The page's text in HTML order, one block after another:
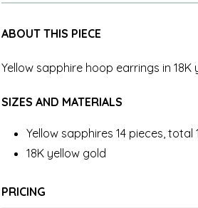
ABOUT THIS PIECE
Yellow sapphire hoop earrings in 18K
SIZES AND MATERIALS
Yellow sapphires 14 pieces, total
18K yellow gold
PRICING